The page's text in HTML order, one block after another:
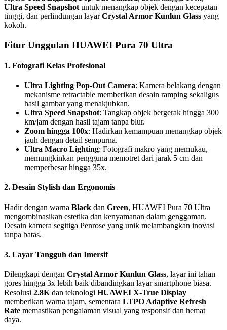
Ultra Speed Snapshot untuk menangkap objek dengan kecepatan
tinggi, dan perlindungan layarCrystal Armor Kunlun Glass yang
kokoh.
Fitur Unggulan HUAWEI Pura 70 Ultra
1. Fotografi Kelas Profesional
Ultra Lighting Pop-Out Camera: Kamera belakang dengan
mekanisme retractable memberikan desain ramping sekaligus
hasil gambar yang menakjubkan.
Ultra Speed Snapshot: Tangkap objek bergerak hingga 300
km/jam dengan hasil tajam tanpa blur.
Zoom hingga 100x: Hadirkan kemampuan menangkap objek
jauh dengan detail sempurna.
Ultra Macro Lighting: Fotografi makro yang memukau,
memungkinkan pengguna memotret dari jarak 5 cm dan
memperbesar hingga 35x.
2. Desain Stylish dan Ergonomis
Hadir dengan warna Black dan Green, HUAWEI Pura 70 Ultra
mengombinasikan estetika dan kenyamanan dalam genggaman.
Desain kamera segitiga Penrose yang unik melambangkan inovasi
tanpa batas.
3. Layar Tangguh dan Imersif
Dilengkapi dengan Crystal Armor Kunlun Glass, layar ini tahan
gores hingga 3x lebih baik dibandingkan layar smartphone biasa.
Resolusi 2.8K dan teknologi HUAWEI X-True Display
memberikan warna tajam, sementara LTPO Adaptive Refresh
Rate memastikan pengalaman visual yang responsif dan hemat
daya.